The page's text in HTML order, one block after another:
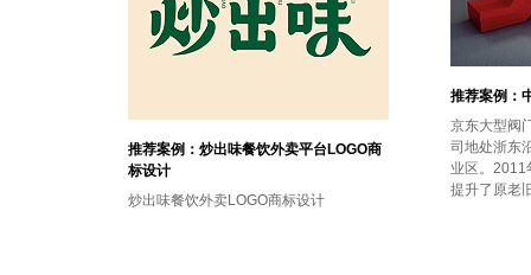
推荐案例：
京东大型阀
司地处浙东
业区。2011
提升了原老
推荐案例：炒出味餐饮外卖平台LOGO商
标设计
炒出味餐饮外卖LOGO商标设计